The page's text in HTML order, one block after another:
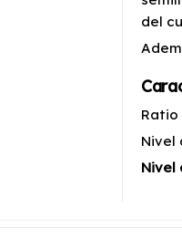
del
Ratio
Nivel
Nivel